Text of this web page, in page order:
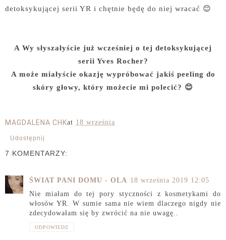
detoksykującej serii YR i chętnie będę do niej wracać 😊
A Wy słyszałyście już wcześniej o tej detoksykującej
serii Yves Rocher?
A może miałyście okazję wypróbować jakiś peeling do
skóry głowy, który możecie mi polecić? 😊
MAGDALENA CHKat 18 września
Udostępnij
7 KOMENTARZY:
ŚWIAT PANI DOMU - OLA 18 września 2019 12:05
Nie miałam do tej pory styczności z kosmetykami do
włosów YR. W sumie sama nie wiem dlaczego nigdy nie
zdecydowałam się by zwrócić na nie uwagę..
ODPOWIEDZ